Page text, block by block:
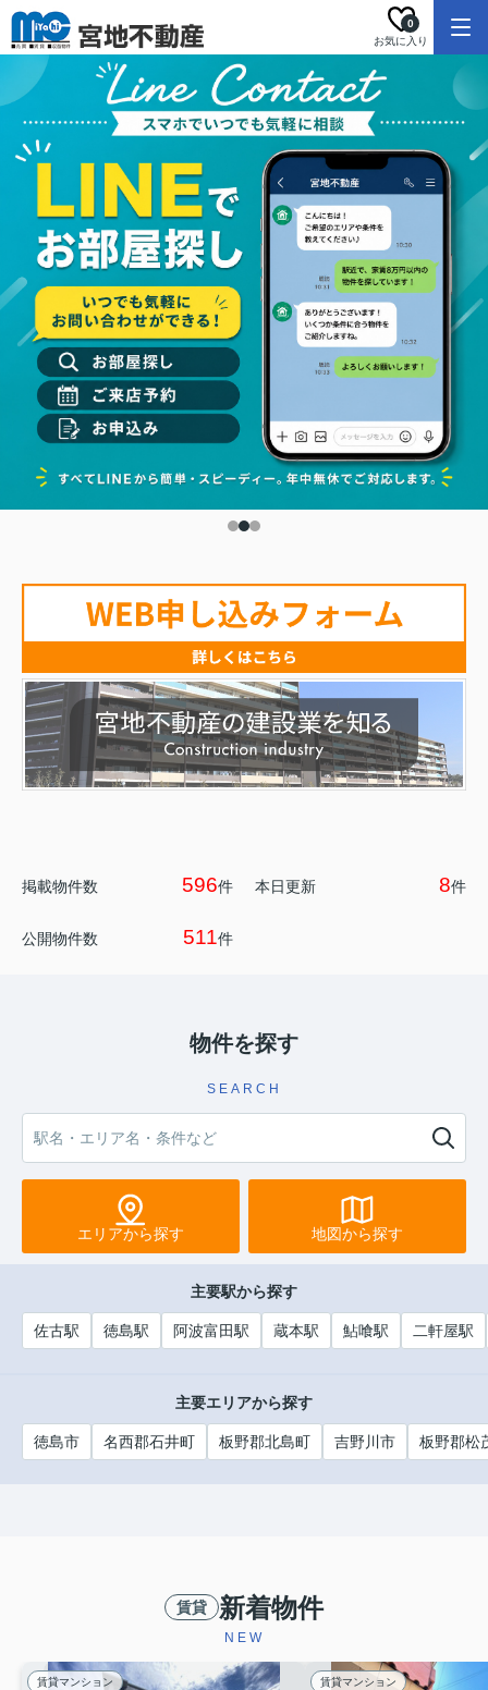
お気に入り
0
掲載物件数 596件 本日更新 8件
公開物件数 511件
物件を探す
SEARCH
エリアから探す 地図から探す
主要駅から探す
佐古駅 徳島駅 阿波富田駅 蔵本駅 鮎喰駅 二軒屋駅
主要エリアから探す
徳島市 名西郡石井町 板野郡北島町 吉野川市 板野郡松
賃貸 新着物件
NEW
賃貸マンション 賃貸マンション